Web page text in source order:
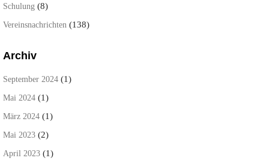
Schulung (8)
Vereinsnachrichten (138)
Archiv
September 2024 (1)
Mai 2024 (1)
März 2024 (1)
Mai 2023 (2)
April 2023 (1)